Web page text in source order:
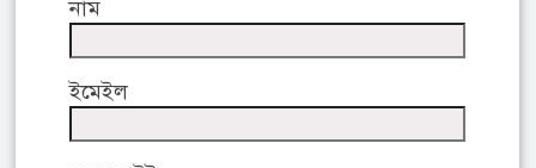
নাম
ইমেইল